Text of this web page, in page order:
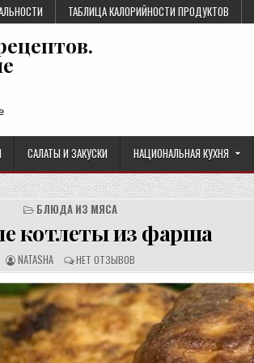
ТАБЛИЦА КАЛОРИЙНОСТИ ПРОДУКТОВ
САЛАТЫ И ЗАКУСКИ НАЦИОНАЛЬНАЯ КУХНЯ
БЛЮДА ИЗ МЯСА
котлеты из фарша
А
В
Т
О
Р
Р
Е
Ц
Е
П
Т
NATASHA О
Т
З
Ы
В
Ы
:
НЕТ ОТЗЫВОВ